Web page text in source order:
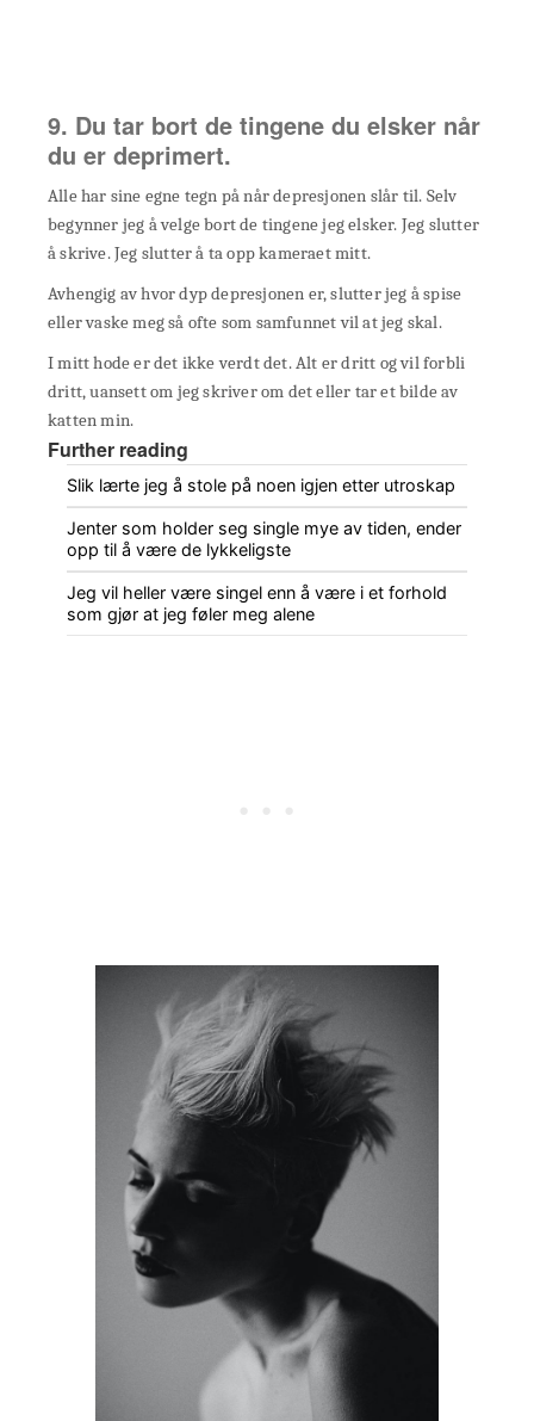
9. Du tar bort de tingene du elsker når
du er deprimert.
Alle har sine egne tegn på når depresjonen slår til. Selv
begynner jeg å velge bort de tingene jeg elsker. Jeg slutter
å skrive. Jeg slutter å ta opp kameraet mitt.
Avhengig av hvor dyp depresjonen er, slutter jeg å spise
eller vaske meg så ofte som samfunnet vil at jeg skal.
I mitt hode er det ikke verdt det. Alt er dritt og vil forbli
dritt, uansett om jeg skriver om det eller tar et bilde av
katten min.
Further reading
Slik lærte jeg å stole på noen igjen etter utroskap
Jenter som holder seg single mye av tiden, ender
opp til å være de lykkeligste
Jeg vil heller være singel enn å være i et forhold
som gjør at jeg føler meg alene